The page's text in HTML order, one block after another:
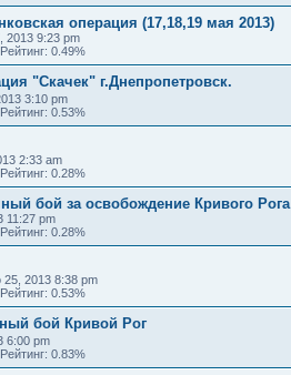
операция (17,18,19 мая 2013)
2013 9:23 pm
Рейтинг: 0.49%
"Скачек" г.Днепропетровск.
3:10 pm
Рейтинг: 0.53%
2:33 am
Рейтинг: 0.28%
бой за освобождение Кривого Рога
11:27 pm
Рейтинг: 0.28%
25, 2013 8:38 pm
Рейтинг: 0.53%
бой Кривой Рог
6:00 pm
Рейтинг: 0.83%